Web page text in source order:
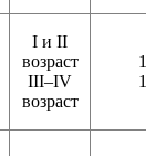
I и II
возраст
III–IV
возраст
1,0
1,5